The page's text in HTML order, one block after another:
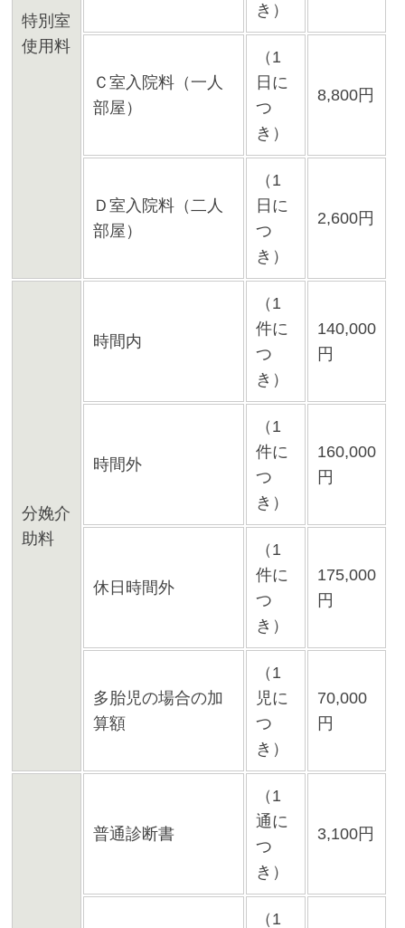
特別室
使用料
き）
Ｃ室入院料（一人
部屋）
（1
日に
つ
き）
8,800円
Ｄ室入院料（二人
部屋）
（1
日に
つ
き）
2,600円
分娩介
助料
時間内
（1
件に
つ
き）
140,000
円
時間外
（1
件に
つ
き）
160,000
円
休日時間外
（1
件に
つ
き）
175,000
円
多胎児の場合の加
算額
（1
児に
つ
き）
70,000
円
普通診断書
（1
通に
つ
き）
3,100円
（1